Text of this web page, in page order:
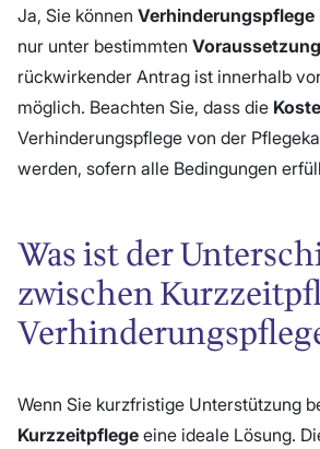
Ja, Sie können Verhinderungspflege
nur unter bestimmten
rückwirkender Antrag ist innerhalb
möglich. Beachten Sie, dass die
Verhinderungspflege von der
werden, sofern alle Bedingungen
Was ist der
zwischen
Wenn Sie kurzfristige Unterstützung
Kurzzeitpflege eine ideale Lösung.